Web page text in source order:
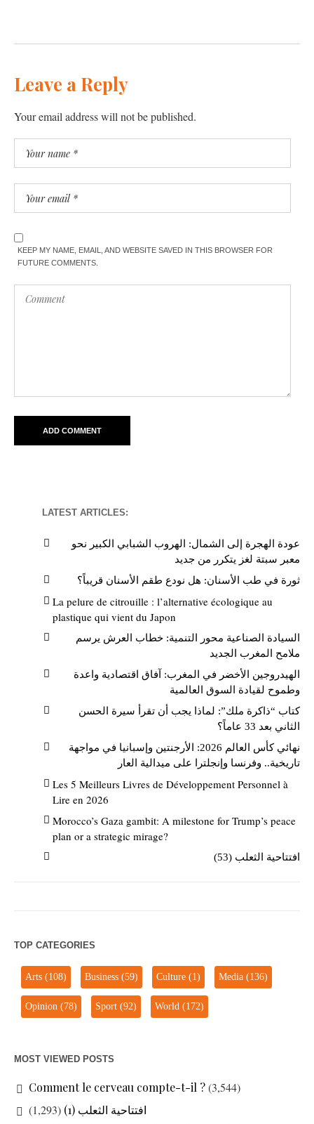
Leave a Reply
Your email address will not be published.
KEEP MY NAME, EMAIL, AND WEBSITE SAVED IN THIS BROWSER FOR
FUTURE COMMENTS.
LATEST ARTICLES:
عودة الهجرة إلى الشمال: الهروب الشبابي الكبير نحو
معبر سبتة لغز يتكرر من جديد
ثورة في طب الأسنان: هل نودع طقم الأسنان قريباً؟
La pelure de citrouille : l’alternative écologique au
plastique qui vient du Japon
السيادة الصناعية محور التنمية: خطاب العرش يرسم
ملامح المغرب الجديد
الهيدروجين الأخضر في المغرب: آفاق اقتصادية واعدة
وطموح لقيادة السوق العالمية
كتاب “ذاكرة ملك”: لماذا يجب أن تقرأ سيرة الحسن
الثاني بعد 33 عاماً؟
نهائي كأس العالم 2026: الأرجنتين وإسبانيا في مواجهة
تاريخية.. وفرنسا وإنجلترا على ميدالية العار
Les 5 Meilleurs Livres de Développement Personnel à
Lire en 2026
Morocco’s Gaza gambit: A milestone for Trump’s peace
plan or a strategic mirage?
افتتاحية الثعلب (53)
TOP CATEGORIES
Arts (108) Business (59) Culture (1) Media (136)
Opinion (78) Sport (92) World (172)
MOST VIEWED POSTS
Comment le cerveau compte-t-il ?(3,544)
افتتاحية الثعلب (1)
(1,293)